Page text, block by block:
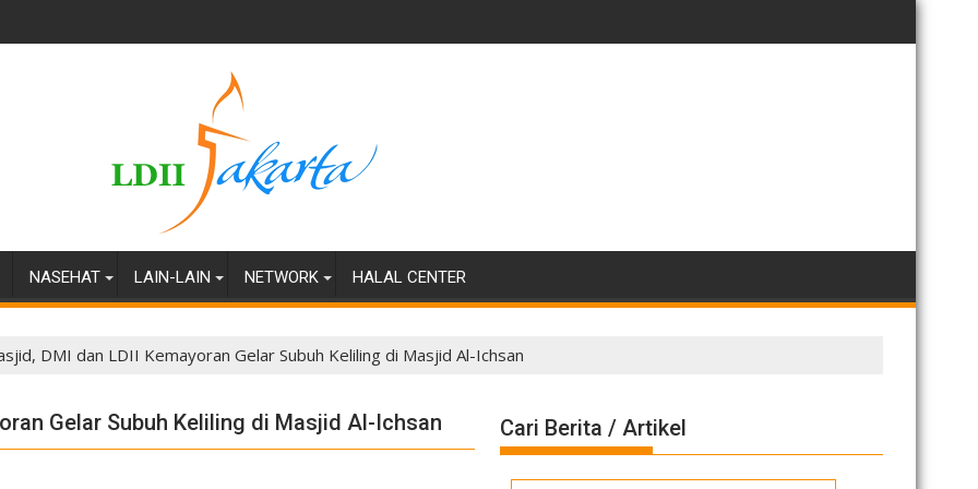
NASEHAT LAIN-LAIN NETWORK HALAL CENTER
DMI dan LDII Kemayoran Gelar Subuh Keliling di Masjid Al-Ichsan
Gelar Subuh Keliling di Masjid Al-Ichsan Cari Berita / Artikel